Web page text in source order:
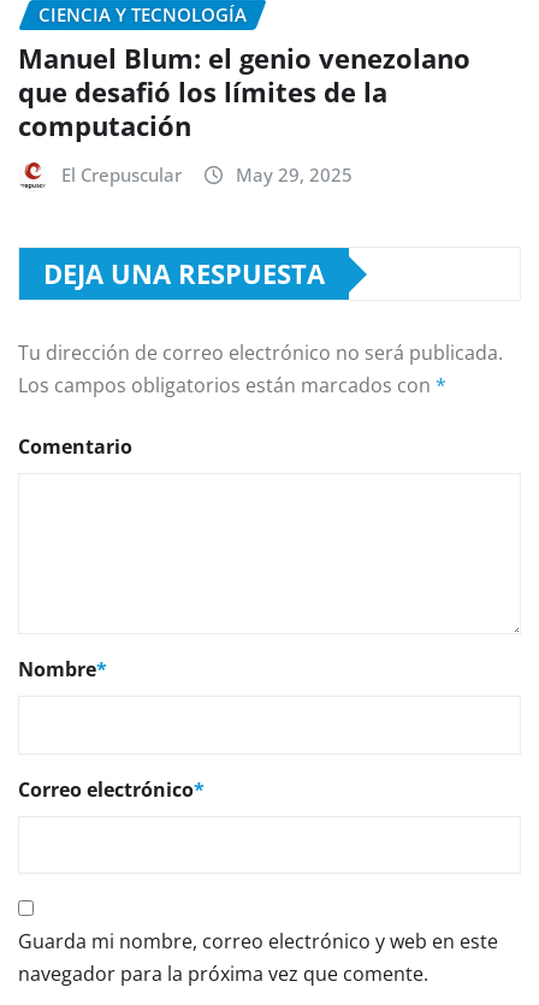
CIENCIA Y TECNOLOGÍA
Manuel Blum: el genio venezolano
que desafió los límites de la
computación
El Crepuscular May 29, 2025
DEJA UNA RESPUESTA
Tu dirección de correo electrónico no será publicada.
Los campos obligatorios están marcados con *
Comentario
Nombre*
Correo electrónico*
Guarda mi nombre, correo electrónico y web en este
navegador para la próxima vez que comente.